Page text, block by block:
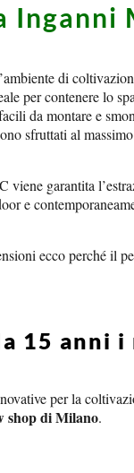
Inganni
di
per contenere lo
da montare e
sfruttati al
viene garantita
e
ecco perché il
15
per la
shop di Milano.